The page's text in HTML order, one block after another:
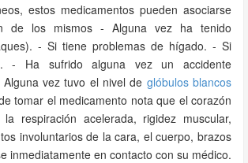
estos medicamentos pueden asociarse
de los mismos - Alguna vez ha tenido
- Si tiene problemas de hígado. - Si
- Ha sufrido alguna vez un accidente
vez tuvo el nivel de glóbulos blancos
tomar el medicamento nota que el corazón
respiración acelerada, rigidez muscular,
involuntarios de la cara, el cuerpo, brazos
inmediatamente en contacto con su médico.